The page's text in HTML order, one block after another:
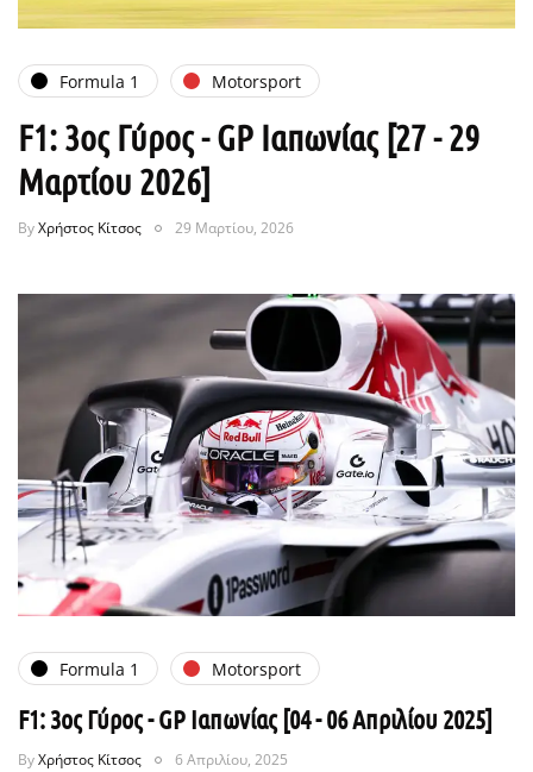
Formula 1 Motorsport
F1: 3ος Γύρος - GP Ιαπωνίας [27 - 29
Μαρτίου 2026]
ByΧρήστος Κίτσος 29 Μαρτίου, 2026
Formula 1 Motorsport
F1: 3ος Γύρος - GP Ιαπωνίας [04 - 06 Απριλίου 2025]
ByΧρήστος Κίτσος 6 Απριλίου, 2025